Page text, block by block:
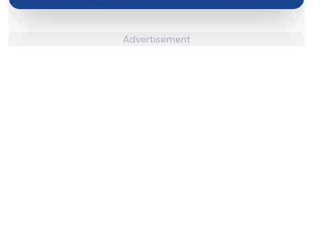
Phase 3
Advertisement